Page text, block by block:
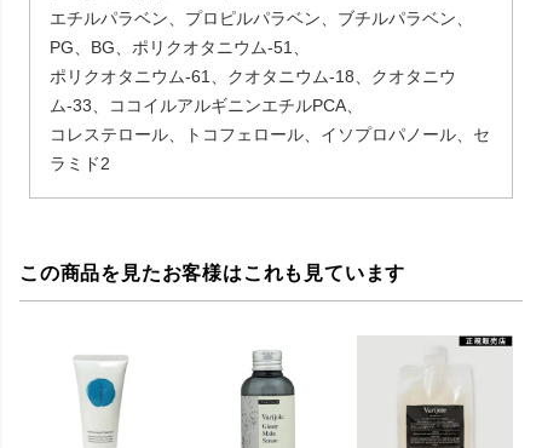
エチルパラベン、プロピルパラベン、ブチルパラベン、
PG、BG、ポリクオタニウム-51、
ポリクオタニウム-61、クオタニウム-18、クオタニウ
ム-33、ココイルアルギニンエチルPCA、
コレステロール、トコフェロール、イソプロパノール、セ
ラミド2
この商品を見たお客様はこれも見ています